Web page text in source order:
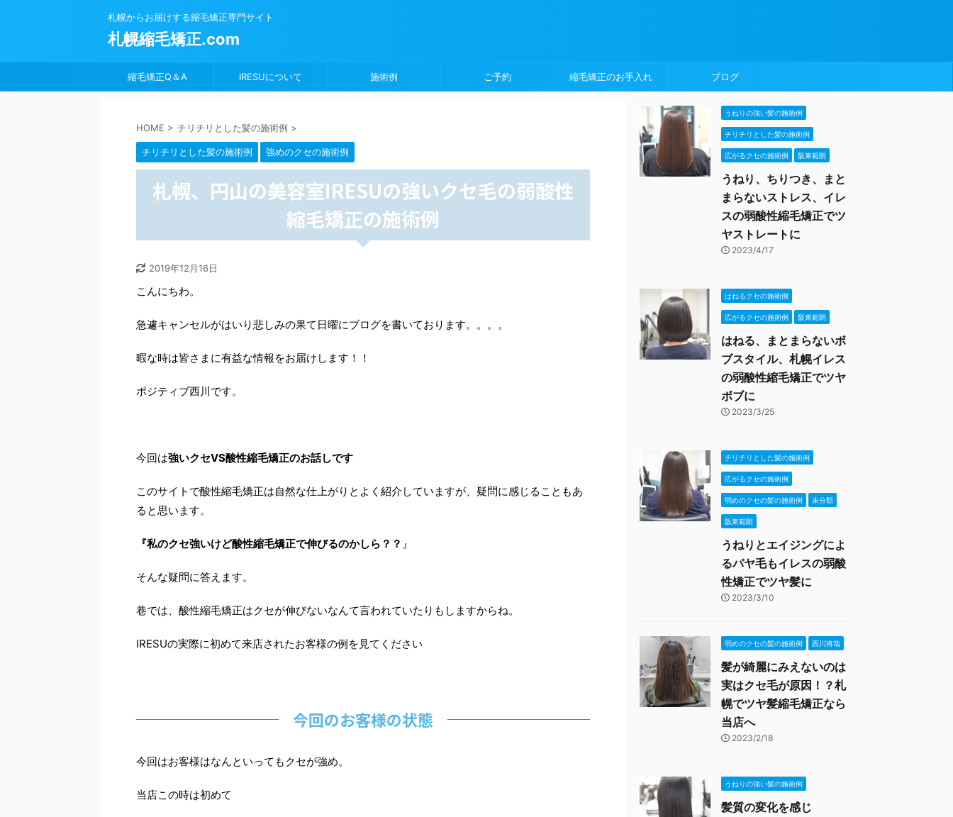
札幌からお届けする縮毛矯正専門サイト
札幌縮毛矯正.com
縮毛矯正Q＆A IRESUについて 施術例 ご予約 縮毛矯正のお手入れ ブログ
HOME > チリチリとした髪の施術例 >
チリチリとした髪の施術例 強めのクセの施術例
札幌、円山の美容室IRESUの強いクセ毛の弱酸性
縮毛矯正の施術例
2019年12月16日
こんにちわ。
急遽キャンセルがはいり悲しみの果て日曜にブログを書いております。。。。
暇な時は皆さまに有益な情報をお届けします！！
ポジティブ西川です。
今回は強いクセVS酸性縮毛矯正のお話しです
このサイトで酸性縮毛矯正は自然な仕上がりとよく紹介していますが、疑問に感じることもあ
ると思います。
『私のクセ強いけど酸性縮毛矯正で伸びるのかしら？？ 』
そんな疑問に答えます。
巷では、酸性縮毛矯正はクセが伸びないなんて言われていたりもしますからね。
IRESUの実際に初めて来店されたお客様の例を見てください
今回のお客様の状態
今回はお客様はなんといってもクセが強め。
当店この時は初めて
うねりの強い髪の施術例
チリチリとした髪の施術例
広がるクセの施術例 阪東範朗
うねり、ちりつき、まと
まらないストレス、イレ
スの弱酸性縮毛矯正でツ
ヤストレートに
2023/4/17
はねるクセの施術例
広がるクセの施術例 阪東範朗
はねる、まとまらないボ
ブスタイル、札幌イレス
の弱酸性縮毛矯正でツヤ
ボブに
2023/3/25
チリチリとした髪の施術例
広がるクセの施術例
弱めのクセの髪の施術例 未分類
阪東範朗
うねりとエイジングによ
るパヤ毛もイレスの弱酸
性矯正でツヤ髪に
2023/3/10
弱めのクセの髪の施術例 西川将哉
髪が綺麗にみえないのは
実はクセ毛が原因！？札
幌でツヤ髪縮毛矯正なら
当店へ
2023/2/18
うねりの強い髪の施術例
髪質の変化を感じ